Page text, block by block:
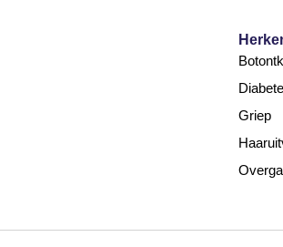
Griep